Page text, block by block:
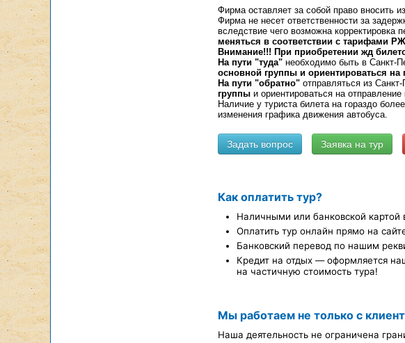
Фирма оставляет за собой право вносить
Фирма не несет ответственности за
вследствие чего возможна корректировка
меняться в соответствии с тарифами
Внимание!!! При приобретении жд
На пути "туда" необходимо быть в Санкт-
основной группы и ориентироваться на
На пути "обратно" отправляться из
группы и ориентироваться на
Наличие у туриста билета на гораздо
изменения графика движения автобуса.
Как оплатить тур?
Наличными или банковской
Оплатить тур онлайн прямо на
Банковский перевод по нашим
Кредит на отдых — оформляется
на частичную стоимость тура!
Мы работаем не только с
Наша деятельность не ограничена